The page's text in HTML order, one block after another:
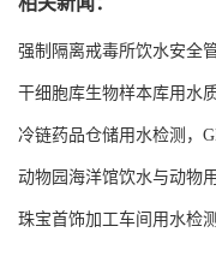
强制隔离戒毒所饮水安全
求
干细胞库生物样本库用水
全
冷链药品仓储用水检测，
动物园海洋馆饮水与动物
水安全
珠宝首饰加工车间用水检